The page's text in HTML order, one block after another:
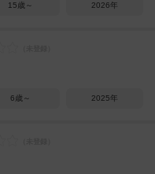
15歳～ 2026年
6歳～ 2025年